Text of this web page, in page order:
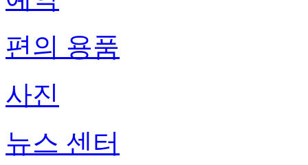
편의 용품
사진
뉴스 센터